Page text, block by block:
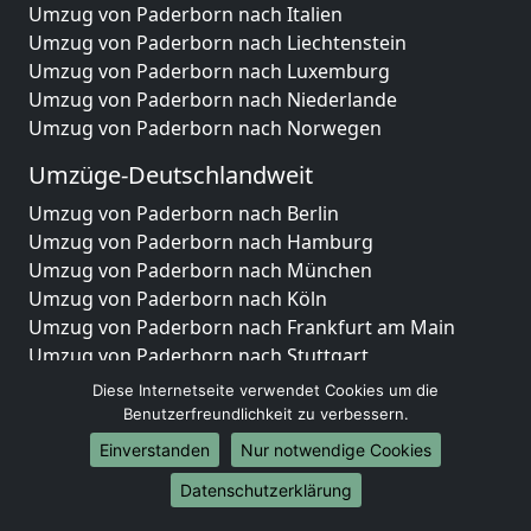
Umzug von Paderborn nach Italien
Umzug von Paderborn nach Liechtenstein
Umzug von Paderborn nach Luxemburg
Umzug von Paderborn nach Niederlande
Umzug von Paderborn nach Norwegen
Umzüge-Deutschlandweit
Umzug von Paderborn nach Berlin
Umzug von Paderborn nach Hamburg
Umzug von Paderborn nach München
Umzug von Paderborn nach Köln
Umzug von Paderborn nach Frankfurt am Main
Umzug von Paderborn nach Stuttgart
Umzug von Paderborn nach Düsseldorf
Umzug von Paderborn nach Leipzig
Umzug von Paderborn nach Dortmund
Umzug von Paderborn nach Essen
Umzug von Paderborn nach Bremen
Diese Internetseite verwendet Cookies um die
Benutzerfreundlichkeit zu verbessern.
Einverstanden
Nur notwendige Cookies
Datenschutzerklärung